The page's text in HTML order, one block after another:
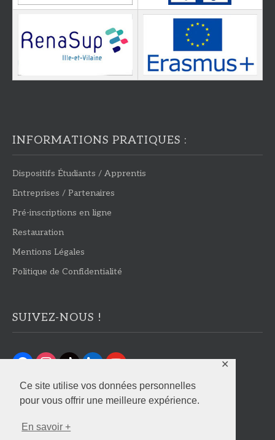
Ce site utilise vos données personnelles
pour vous offrir une meilleure expérience.
En savoir +
✕
INFORMATIONS PRATIQUES :
Dispositifs Étudiants / Apprentis
Entreprises / Partenaires
Pré-inscriptions en ligne
Restauration
Mentions Légales
Politique de Confidentialité
SUIVEZ-NOUS !
facebookinstagram
tiktoklinkedinyoutube